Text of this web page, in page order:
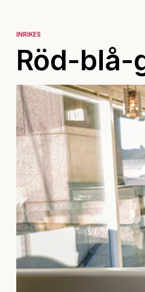
INRIKES
Röd-blå-